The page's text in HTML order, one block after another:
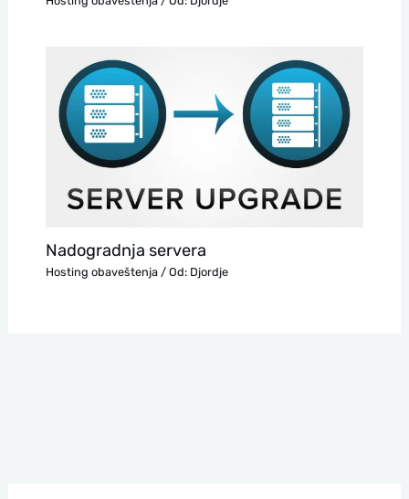
Nadogradnja servera
Hosting obaveštenja/ Od: Djordje